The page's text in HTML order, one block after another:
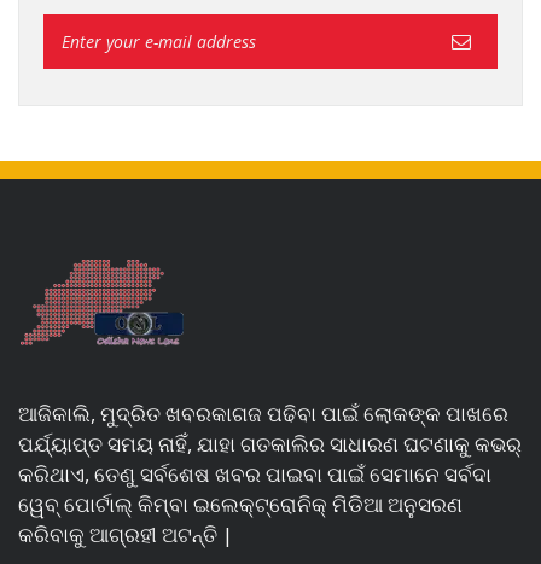
ଆଜିକାଲି, ମୁଦ୍ରିତ ଖବରକାଗଜ ପଢିବା ପାଇଁ ଲୋକଙ୍କ ପାଖରେ
ପର୍ଯ୍ୟାପ୍ତ ସମୟ ନାହିଁ, ଯାହା ଗତକାଲିର ସାଧାରଣ ଘଟଣାକୁ କଭର୍
କରିଥାଏ, ତେଣୁ ସର୍ବଶେଷ ଖବର ପାଇବା ପାଇଁ ସେମାନେ ସର୍ବଦା
ୱେବ୍ ପୋର୍ଟାଲ୍ କିମ୍ବା ଇଲେକ୍ଟ୍ରୋନିକ୍ ମିଡିଆ ଅନୁସରଣ
କରିବାକୁ ଆଗ୍ରହୀ ଅଟନ୍ତି |